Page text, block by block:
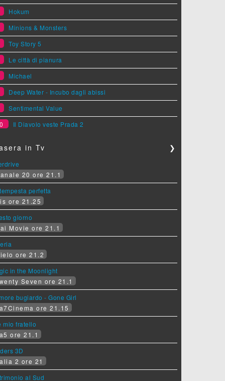
Hokum
Minions & Monsters
Toy Story 5
Le città di pianura
Michael
Deep Water - Incubo dagli abissi
Sentimental Value
Il Diavolo veste Prada 2
in Tv ❯
20 ore 21.1
perfetta
ore 21.25
giorno
Movie ore 21.1
ore 21.2
in the Moonlight
Seven ore 21.1
bugiardo - Gone Girl
ore 21.15
mio fratello
ore 21.1
3D
2 ore 21
al Sud